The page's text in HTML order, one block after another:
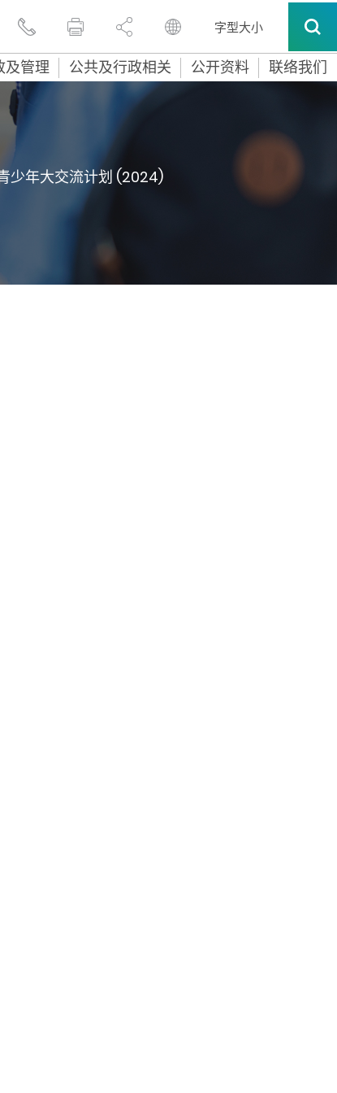
字型大小
及管理 公共及行政相关 公开资料 联络我们
少年大交流计划 (2024)